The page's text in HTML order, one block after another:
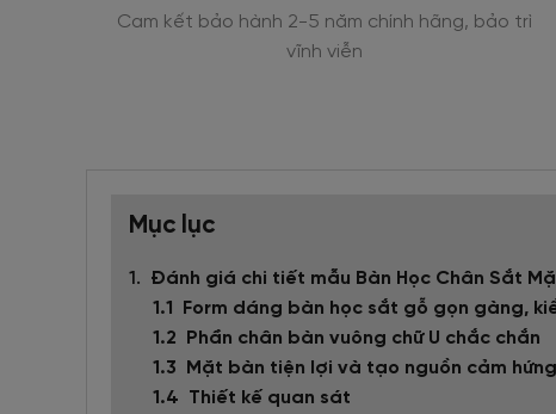
Cam kết bảo hành 2-5 năm chính hãng, bảo trì
vĩnh viễn
Mục lục
Đánh giá chi tiết mẫu Bàn Học Chân Sắt
Form dáng bàn học sắt gỗ gọn gàng,
Phần chân bàn vuông chữ U chắc chắn
Mặt bàn tiện lợi và tạo nguồn cảm
Thiết kế quan sát